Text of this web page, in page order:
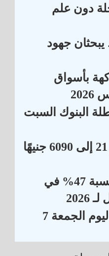
دون علم
يبحثان جهود
بأسواق
جنيهاً بعطلة البنوك السبت
ارتفاع سعر الذهب عيار 21 إلى 6090 جنيهًا
دانة غاز تحقق ارتفاعاً بنسبة 47% في
أسعار الريال السعودي اليوم الجمعة 7